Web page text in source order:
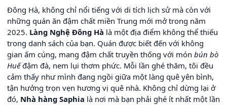
Đông Hà, không chỉ nổi tiếng với di tích lịch sử mà còn với
những quán ăn đậm chất miền Trung mới mở trong năm
2025. Làng Nghệ Đông Hà là một địa điểm không thể thiếu
trong danh sách của bạn. Quán được biết đến với không
gian ấm cúng, mang đậm chất truyền thống với món bún bò
Huếđậm đà, nem lụi thơm phức. Mỗi lần ghé thăm, tôi đều
cảm thấy như mình đang ngồi giữa một làng quê yên bình,
tận hưởng trọn vẹn hương vị quê nhà. Không chỉ dừng lại ở
đó, Nhà hàng Saphia là nơi mà bạn phải ghé ít nhất một lần